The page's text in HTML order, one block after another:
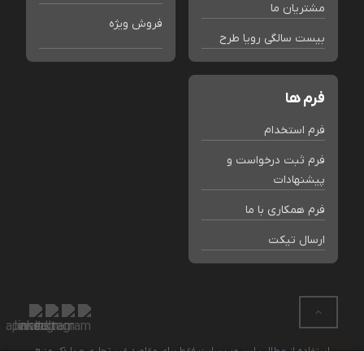
مشتریان ما
بیست سالگی رویا طرح
فروش ویژه
فرم ها
فرم استخدام
فرم ثبت درخواست و
پیشنهادات
فرم همکاری با ما
ارسال تیکت